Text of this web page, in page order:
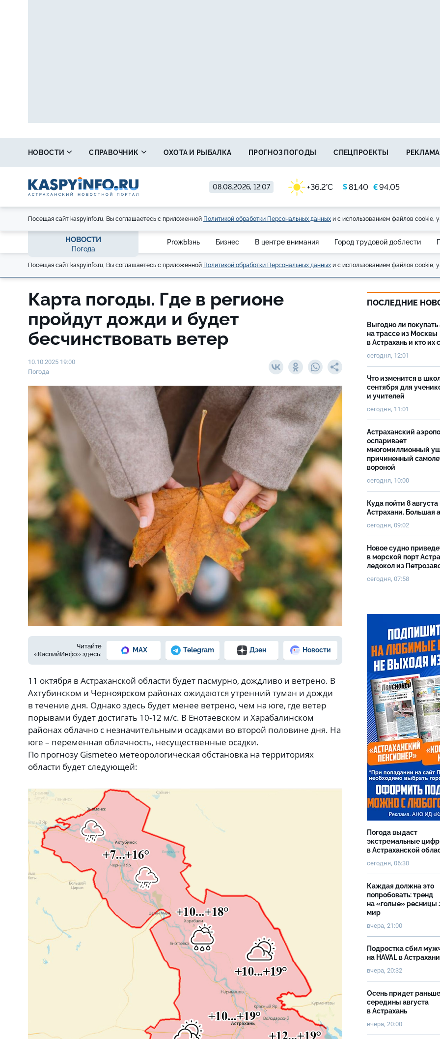
08.08.2026, 12:07 +36.2°C $81,40 €94,05
НОВОСТИ СПРАВОЧНИК ОХОТА И РЫБАЛКА ПРОГНОЗ ПОГОДЫ СПЕЦПРОЕКТЫ
Посещая сайт kaspyinfo.ru, Вы соглашаетесь с приложенной Политикой обработки Персональных данных и с использованием файлов cookie,
НОВОСТИ
Погода
ProжЫзнь Бизнес В центре внимания Город трудовой доблести
Посещая сайт kaspyinfo.ru, Вы соглашаетесь с приложенной Политикой обработки Персональных данных и с использованием файлов cookie,
Карта погоды. Где в регионе
пройдут дожди и будет
бесчинствовать ветер
10.10.2025 19:00
Погода
Фото © freepik.com
Читайте
«КаспийИнфо» здесь:
MAX Telegram Дзен Новости
11 октября в Астраханской области будет пасмурно, дождливо и ветрено. В
Ахтубинском и Черноярском районах ожидаются утренний туман и дожди
в течение дня. Однако здесь будет менее ветрено, чем на юге, где ветер
порывами будет достигать 10-12 м/с. В Енотаевском и Харабалинском
районах облачно с незначительными осадками во второй половине дня. На
юге – переменная облачность, несущественные осадки.
По прогнозу Gismeteo метеорологическая обстановка на территориях
области будет следующей:
ПОСЛЕДНИЕ
Выгодно ли
на трассе из Москвы
в Астрахань и кто их
сегодня, 12:01
Что изменится в
сентября для
и учителей
сегодня, 11:01
Астраханский
оспаривает
многомиллионный
причиненный
вороной
сегодня, 10:00
Куда пойти 8 августа
Астрахани. Большая
сегодня, 09:02
Новое судно
в морской порт
ледокол из
сегодня, 07:58
Погода выдаст
экстремальные
в Астраханской
сегодня, 06:30
Каждая должна это
попробовать: тренд
на «голые» ресницы
мир
вчера, 21:00
Подростка сбил
на HAVAL в Астрахани
вчера, 20:32
Осень придет раньше
середины августа
в Астрахань
вчера, 20:00